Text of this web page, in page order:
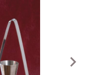
navigate_next